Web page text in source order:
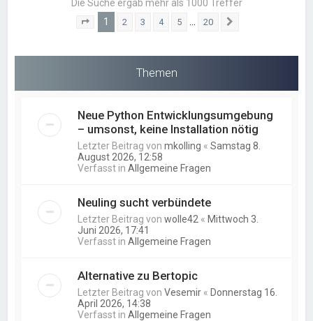
Die Suche ergab mehr als 1000 Treffer
Seite von 20
1 2 3 4 5 … 20
Themen
Neue Python Entwicklungsumgebung
– umsonst, keine Installation nötig
Letzter Beitrag vonmkolling «Samstag 8.
August 2026, 12:58
Verfasst inAllgemeine Fragen
Neuling sucht verbündete
Letzter Beitrag vonwolle42 « Mittwoch 3.
Juni 2026, 17:41
Verfasst inAllgemeine Fragen
Alternative zu Bertopic
Letzter Beitrag vonVesemir « Donnerstag 16.
April 2026, 14:38
Verfasst inAllgemeine Fragen